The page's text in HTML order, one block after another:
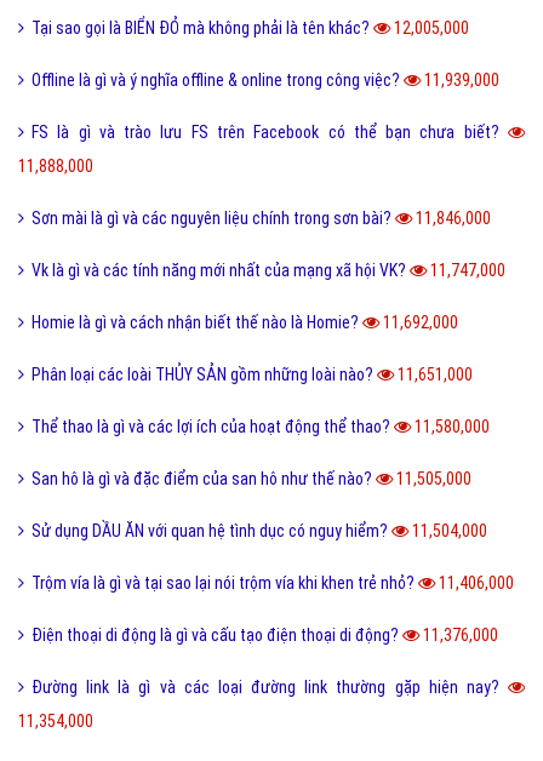
Tại sao gọi là BIỂN ĐỎ mà không phải là tên khác? 12,005,000
Offline là gì và ý nghĩa offline & online trong công việc? 11,939,000
FS là gì và trào lưu FS trên Facebook có thể bạn chưa biết?
11,888,000
Sơn mài là gì và các nguyên liệu chính trong sơn bài? 11,846,000
Vk là gì và các tính năng mới nhất của mạng xã hội VK? 11,747,000
Homie là gì và cách nhận biết thế nào là Homie? 11,692,000
Phân loại các loài THỦY SẢN gồm những loài nào? 11,651,000
Thể thao là gì và các lợi ích của hoạt động thể thao? 11,580,000
San hô là gì và đặc điểm của san hô như thế nào? 11,505,000
Sử dụng DẦU ĂN với quan hệ tình dục có nguy hiểm? 11,504,000
Trộm vía là gì và tại sao lại nói trộm vía khi khen trẻ nhỏ? 11,406,000
Điện thoại di động là gì và cấu tạo điện thoại di động? 11,376,000
Đường link là gì và các loại đường link thường gặp hiện nay?
11,354,000